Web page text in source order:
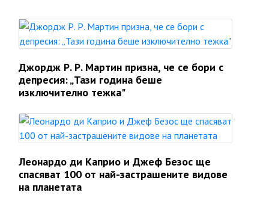
Джордж Р. Р. Мартин призна, че се бори с
депресия: „Тази година беше
изключително тежка"
Леонардо ди Каприо и Джеф Безос ще
спасяват 100 от най-застрашените видове
на планетата